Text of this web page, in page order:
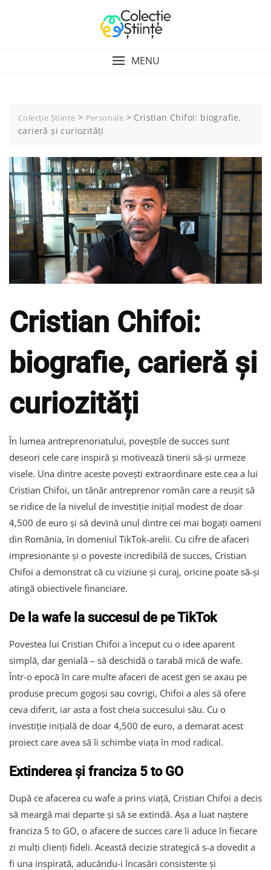
MENU
Colecție Științe > Personale > Cristian Chifoi: biografie,
carieră și curiozități
Cristian Chifoi:
biografie, carieră și
curiozități
În lumea antreprenoriatului, poveștile de succes sunt
deseori cele care inspiră și motivează tinerii să-și urmeze
visele. Una dintre aceste povești extraordinare este cea a lui
Cristian Chifoi, un tânăr antreprenor român care a reușit să
se ridice de la nivelul de investiție inițial modest de doar
4,500 de euro și să devină unul dintre cei mai bogați oameni
din România, în domeniul TikTok-arelii. Cu cifre de afaceri
impresionante și o poveste incredibilă de succes, Cristian
Chifoi a demonstrat că cu viziune și curaj, oricine poate să-și
atingă obiectivele financiare.
De la wafe la succesul de pe TikTok
Povestea lui Cristian Chifoi a început cu o idee aparent
simplă, dar genială – să deschidă o tarabă mică de wafe.
Într-o epocă în care multe afaceri de acest gen se axau pe
produse precum gogoși sau covrigi, Chifoi a ales să ofere
ceva diferit, iar asta a fost cheia succesului său. Cu o
investiție inițială de doar 4,500 de euro, a demarat acest
proiect care avea să îi schimbe viața în mod radical.
Extinderea și franciza 5 to GO
După ce afacerea cu wafe a prins viață, Cristian Chifoi a decis
să meargă mai departe și să se extindă. Așa a luat naștere
franciza 5 to GO, o afacere de succes care îi aduce în fiecare
zi mulți clienți fideli. Această decizie strategică s-a dovedit a
fi una inspirată, aducându-i încasări consistente și